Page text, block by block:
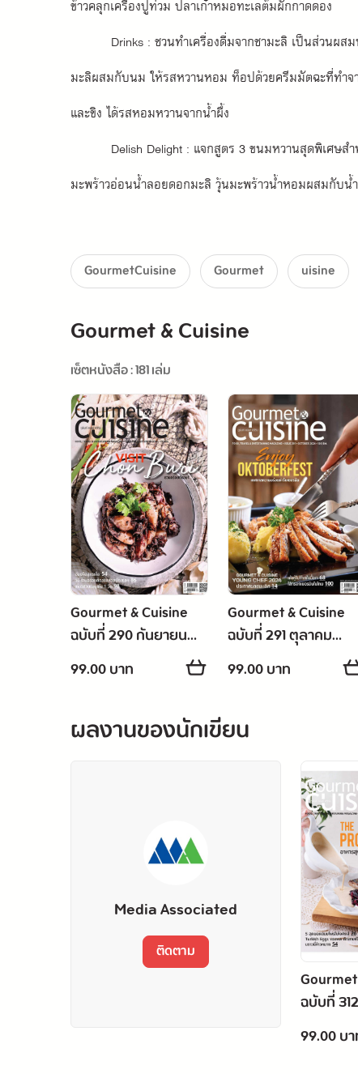
ข้าวคลุกเครื่องปูท่วม ปลาเก๋าหมอทะเลต้มผักกาดดอง
Drinks : ชวนทำเครื่องดื่มจากชามะลิ เป็นส่วนผ
มะลิผสมกับนม ให้รสหวานหอม ท็อปด้วยครีมมัตฉะที่ทำจ
และขิง ได้รสหอมหวานจากน้ำผึ้ง
Delish Delight : แจกสูตร 3 ขนมหวานสุดพิเศ
มะพร้าวอ่อนน้ำลอยดอกมะลิ วุ้นมะพร้าวน้ำหอมผสมกับ
Foodie Picks : เปิดลิสต์ 5 ร้านขนมไทย การันตี
GourmetCuisine Gourmet uisine
Gourmet & Cuisine
เซ็ตหนังสือ : 181 เล่ม
Gourmet & Cuisine
ฉบับที่ 290 กันยายน
2567
99.00 บาท
Gourmet & Cuisine
ฉบับที่ 291 ตุลาคม
2567
99.00 บาท
ผลงานของนักเขียน
Media Associated
ติดตาม
ฉบับที่
2569
99.00 บ